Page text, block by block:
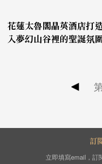
花蓮太魯閣晶英酒店打
入夢幻山谷裡的聖誕氛
訂
立即填寫email，訂